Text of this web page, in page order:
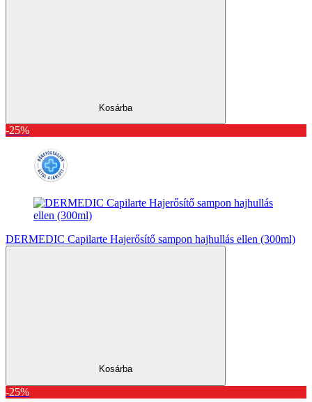
Kosárba
-25%
DERMEDIC Capilarte Hajerősítő sampon hajhullás ellen (300ml)
Kosárba
-25%